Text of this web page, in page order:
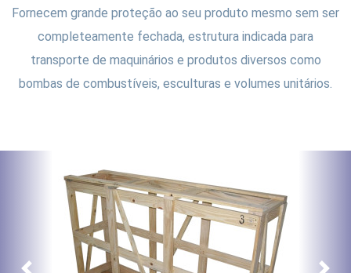
Fornecem grande proteção ao seu produto mesmo sem ser
completeamente fechada, estrutura indicada para
transporte de maquinários e produtos diversos como
bombas de combustíveis, esculturas e volumes unitários.